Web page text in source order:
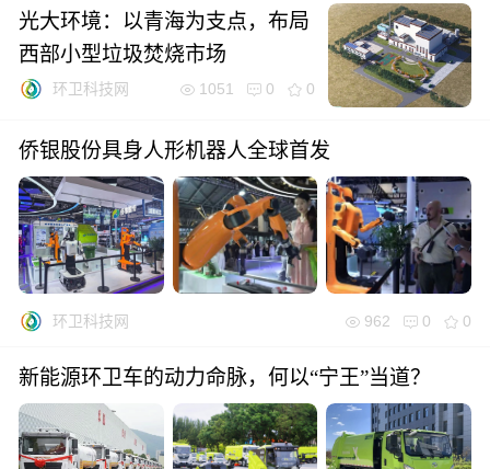
光大环境：以青海为支点，布局
西部小型垃圾焚烧市场
环卫科技网 1051 0 0
侨银股份具身人形机器人全球首发
环卫科技网 962 0 0
新能源环卫车的动力命脉，何以“宁王”当道？